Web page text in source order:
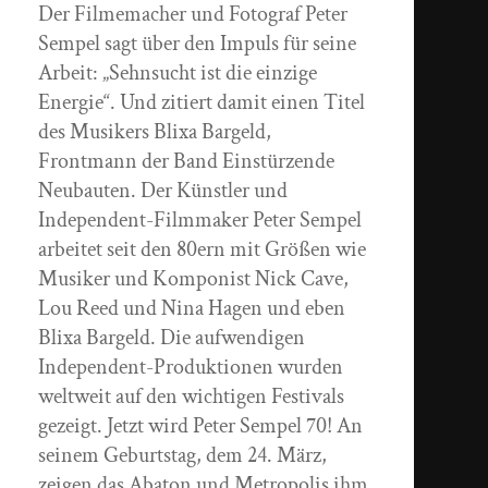
Der Filmemacher und Fotograf Peter
Sempel sagt über den Impuls für seine
Arbeit: „Sehnsucht ist die einzige
Energie“. Und zitiert damit einen Titel
des Musikers Blixa Bargeld,
Frontmann der Band Einstürzende
Neubauten. Der Künstler und
Independent-Filmmaker Peter Sempel
arbeitet seit den 80ern mit Größen wie
Musiker und Komponist Nick Cave,
Lou Reed und Nina Hagen und eben
Blixa Bargeld. Die aufwendigen
Independent-Produktionen wurden
weltweit auf den wichtigen Festivals
gezeigt. Jetzt wird Peter Sempel 70! An
seinem Geburtstag, dem 24. März,